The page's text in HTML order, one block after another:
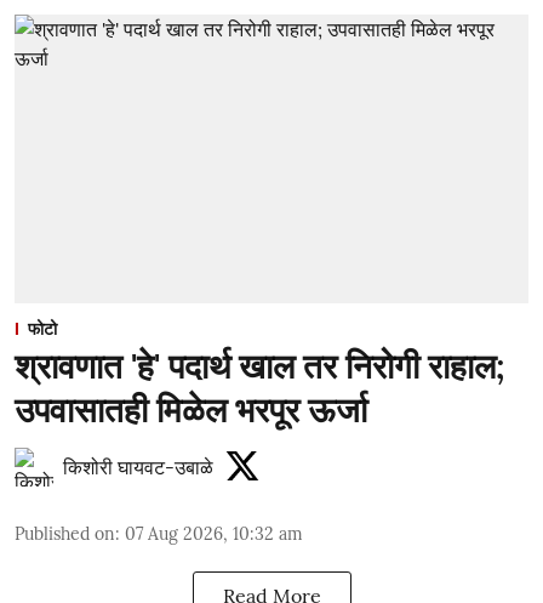
फोटो
श्रावणात 'हे' पदार्थ खाल तर निरोगी राहाल;
उपवासातही मिळेल भरपूर ऊर्जा
किशोरी घायवट-उबाळे
Published on: 07 Aug 2026, 10:32 am
Read More